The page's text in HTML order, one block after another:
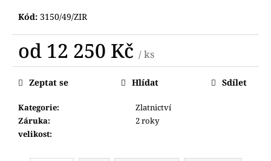
Kód: 3150/49/ZIR
od 12 250 Kč / ks
Měrná
Kategorie:
Zlatnictví
Záruka:
2 roky
velikost:
Zeptat se Hlídat Sdílet
p
o
u
e
m